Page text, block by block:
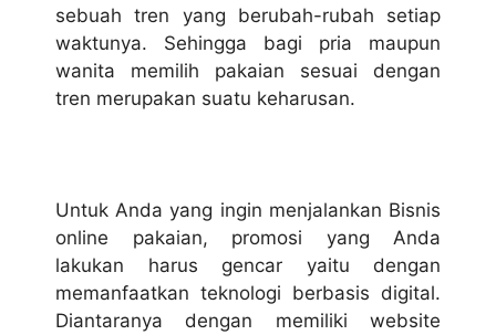
sebuah tren yang berubah-rubah setiap
waktunya. Sehingga bagi pria maupun
wanita memilih pakaian sesuai dengan
tren merupakan suatu keharusan.
Untuk Anda yang ingin menjalankan Bisnis
online pakaian, promosi yang Anda
lakukan harus gencar yaitu dengan
memanfaatkan teknologi berbasis digital.
Diantaranya dengan memiliki website